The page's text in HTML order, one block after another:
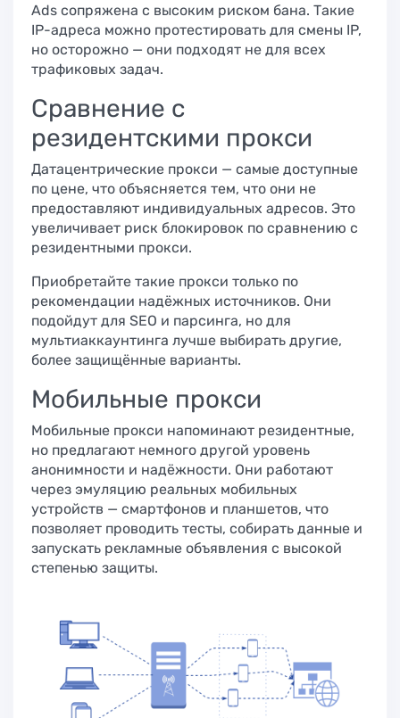
Ads сопряжена с высоким риском бана. Такие
IP-адреса можно протестировать для смены IP,
но осторожно — они подходят не для всех
трафиковых задач.
Сравнение с
резидентскими прокси
Датацентрические прокси — самые доступные
по цене, что объясняется тем, что они не
предоставляют индивидуальных адресов. Это
увеличивает риск блокировок по сравнению с
резидентными прокси.
Приобретайте такие прокси только по
рекомендации надёжных источников. Они
подойдут для SEO и парсинга, но для
мультиаккаунтинга лучше выбирать другие,
более защищённые варианты.
Мобильные прокси
Мобильные прокси напоминают резидентные,
но предлагают немного другой уровень
анонимности и надёжности. Они работают
через эмуляцию реальных мобильных
устройств — смартфонов и планшетов, что
позволяет проводить тесты, собирать данные и
запускать рекламные объявления с высокой
степенью защиты.